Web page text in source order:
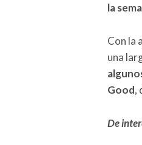
la
Con la
una
Good,
De